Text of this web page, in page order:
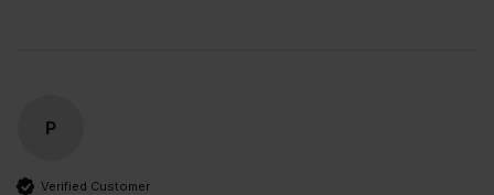
P
Verified Customer